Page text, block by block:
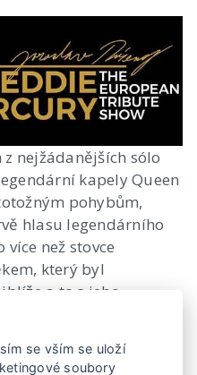
nejžádanějších sólo
kapely Queen
pohybům,
hlasu legendárního
více než stovce
který byl
a to s jeho
panem Peterem
krále.
se vším se uloží
soubory